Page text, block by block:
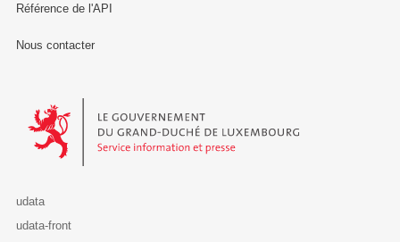
Référence de l'API
Nous contacter
Le Gouvernement du Grand-Duché de Luxembourg - Service
udata
udata-front